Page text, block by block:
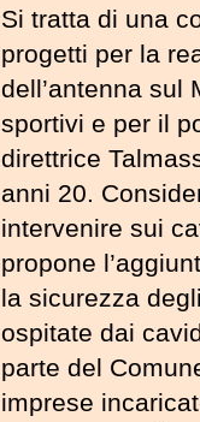
Si tratta di una
progetti per la
dell’antenna sul
sportivi e per il
direttrice
anni 20.
intervenire sui
propone
la sicurezza
ospitate dai
parte del
imprese